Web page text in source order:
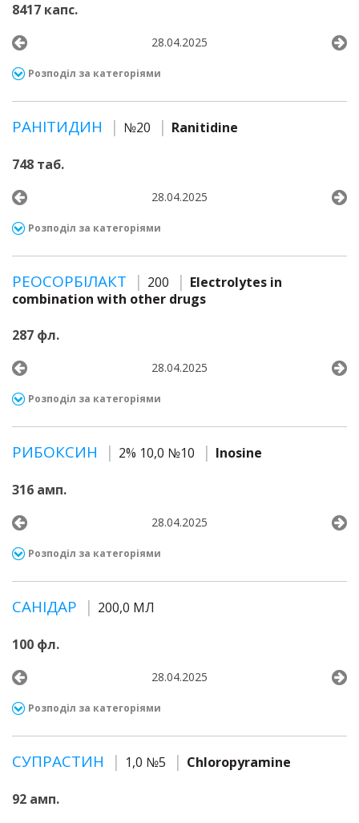
8417 капс.
28.04.2025
Розподіл за категоріями
РАНІТИДИН №20 Ranitidine
748 таб.
28.04.2025
Розподіл за категоріями
РЕОСОРБІЛАКТ 200
Electrolytes in
combination with other drugs
287 фл.
28.04.2025
Розподіл за категоріями
РИБОКСИН 2% 10,0 №10 Inosine
316 амп.
28.04.2025
Розподіл за категоріями
САНІДАР 200,0 МЛ
100 фл.
28.04.2025
Розподіл за категоріями
СУПРАСТИН 1,0 №5 Chloropyramine
92 амп.